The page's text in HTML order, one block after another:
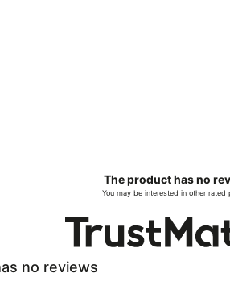
The product has no
You may be interested in other rated
no reviews